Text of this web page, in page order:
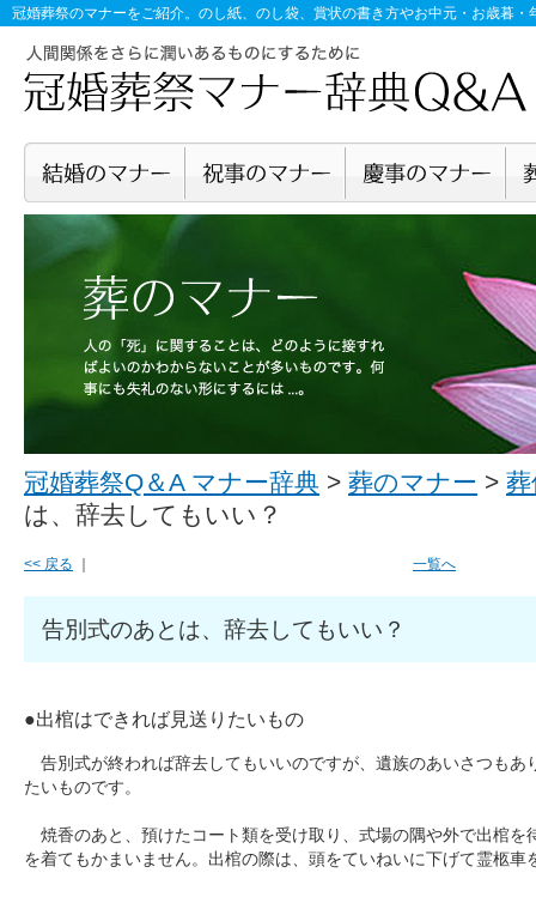
冠婚葬祭のマナーをご紹介。のし紙、のし袋、賞状の書き方やお中元・お歳暮
冠婚葬祭Q＆A マナー辞典 > 葬のマナー >
は、辞去してもいい？
<< 戻る ｜ 一覧へ
告別式のあとは、辞去してもいい？
●出棺はできれば見送りたいもの
告別式が終われば辞去してもいいのですが、遺族のあいさつもあ
たいものです。
焼香のあと、預けたコート類を受け取り、式場の隅や外で出棺を
を着てもかまいません。出棺の際は、頭をていねいに下げて霊柩車